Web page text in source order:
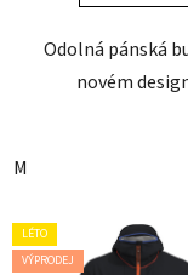
Odolná pánská
novém
M
LÉTO
VÝPRODEJ